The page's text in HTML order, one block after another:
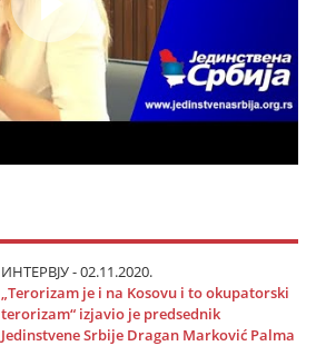
ИНТЕРВЈУ - 02.11.2020.
„Terorizam јe i na Kosovu i to okupatorski
terorizam“ izјavio јe predsednik
Јedinstvene Srbiјe Dragan Marković Palma